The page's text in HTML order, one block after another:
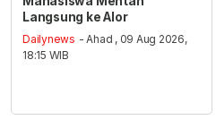
Langsung ke Alor
Dailynews - Ahad , 09 Aug 2026,
18:15 WIB